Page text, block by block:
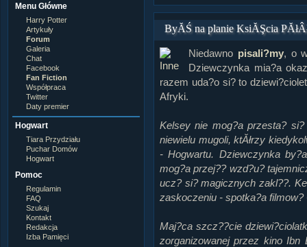
Menu Główne
Harry Potter
Artykuły
Forum
Galeria
Chat
Facebook
Fan Fiction
Współpraca
Twitter
Daty premier
Hogwart
Tiara Przydziału
Puchar Domów
Hogwart
Pomoc
Regulamin
FAQ
Szukaj
Kontakt
Redakcja
Izba Pamięci
ByĂŚ na planie KsiĂŞcia
Niedawno pisali?my, o
Dziewczynka mia?a
razem uda?o si? to
Afryki.
Kelsey nie mog?a przesta?
niewielu mugoli, ktĂłrzy
- Hogwartu. Dziewczynka
mog?a przej?? wzd?u?
ucz? si? magicznych zakl??.
zaskoczeniu - spotka?a
Maj?ca szcz??cie
zorganizowanej przez kino